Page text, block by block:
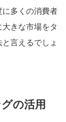
に多くの消費者
きな市場をタ
言えるでしょ
の活用